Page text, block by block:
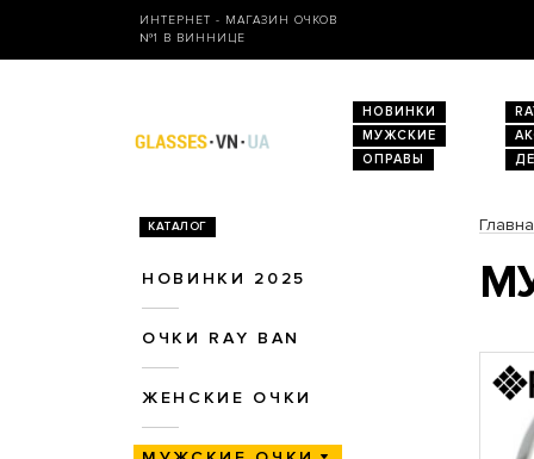
ИНТЕРНЕТ - МАГАЗИН ОЧКОВ
№1 В ВИННИЦЕ
НОВИНКИ
МУЖСКИЕ
ОПРАВЫ
КАТАЛОГ
НОВИНКИ 2025
ОЧКИ RAY BAN
ЖЕНСКИЕ ОЧКИ